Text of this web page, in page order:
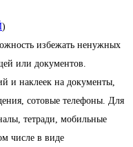
)
избежать ненужных
или документов.
и наклеек на документы,
сотовые телефоны. Для
тетради, мобильные
числе в виде